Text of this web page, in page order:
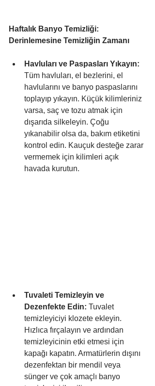
Haftalık Banyo Temizliği:
Derinlemesine Temizliğin Zamanı
Havluları ve Paspasları Yıkayın:
Tüm havluları, el bezlerini, el
havlularını ve banyo paspaslarını
toplayıp yıkayın. Küçük kilimleriniz
varsa, saç ve tozu atmak için
dışarıda silkeleyin. Çoğu
yıkanabilir olsa da, bakım etiketini
kontrol edin. Kauçuk desteğe zarar
vermemek için kilimleri açık
havada kurutun.
Tuvaleti Temizleyin ve
Dezenfekte Edin: Tuvalet
temizleyiciyi klozete ekleyin.
Hızlıca fırçalayın ve ardından
temizleyicinin etki etmesi için
kapağı kapatın. Armatürlerin dışını
dezenfektan bir mendil veya
sünger ve çok amaçlı banyo